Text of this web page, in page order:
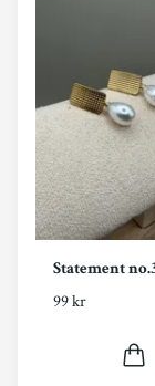
Statement
99 kr